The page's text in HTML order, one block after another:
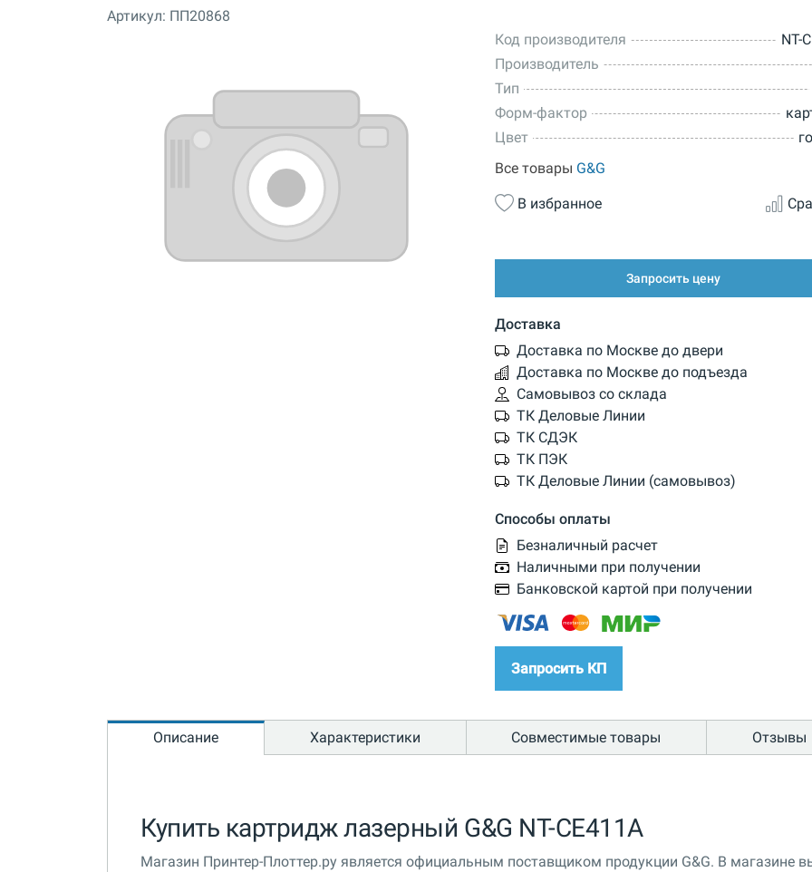
Артикул: ПП20868
Код производителя
NT-
Производитель
Тип
Форм-фактор
Цвет
Все товары G&G
В избранное
Запросить цену
Доставка
Доставка по Москве до двери
Доставка по Москве до подъезда
Самовывоз со склада
ТК Деловые Линии
ТК СДЭК
ТК ПЭК
ТК Деловые Линии (самовывоз)
Способы оплаты
Безналичный расчет
Наличными при получении
Банковской картой при получении
Запросить КП
Описание Характеристики Совместимые товары Отзывы
Купить картридж лазерный G&G NT-CE411A
Магазин Принтер-Плоттер.ру является официальным поставщиком продукции G&G. В магазине